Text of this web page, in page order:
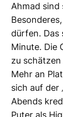
Ahmad sind
dürfen.
Minute. Die
zu
Mehr an
sich auf der
Abends
Puter als